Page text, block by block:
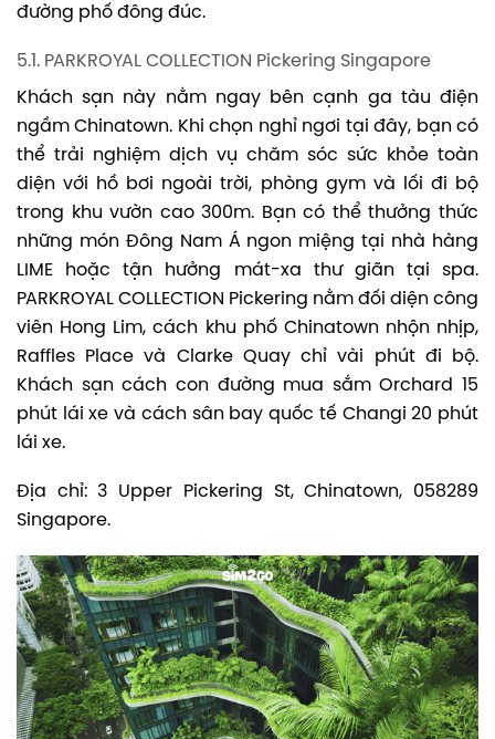
đường phố đông đúc.
5.1. PARKROYAL COLLECTION Pickering Singapore
Khách sạn này nằm ngay bên cạnh ga tàu điện
ngầm Chinatown. Khi chọn nghỉ ngơi tại đây, bạn có
thể trải nghiệm dịch vụ chăm sóc sức khỏe toàn
diện với hồ bơi ngoài trời, phòng gym và lối đi bộ
trong khu vườn cao 300m. Bạn có thể thưởng thức
những món Đông Nam Á ngon miệng tại nhà hàng
LIME hoặc tận hưởng mát-xa thư giãn tại spa.
PARKROYAL COLLECTION Pickering nằm đối diện công
viên Hong Lim, cách khu phố Chinatown nhộn nhịp,
Raffles Place và Clarke Quay chỉ vài phút đi bộ.
Khách sạn cách con đường mua sắm Orchard 15
phút lái xe và cách sân bay quốc tế Changi 20 phút
lái xe.
Địa chỉ: 3 Upper Pickering St, Chinatown, 058289
Singapore.